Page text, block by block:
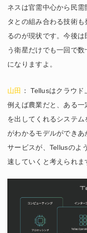
ネスは官需中心から民
タとの組み合わる技術
るのが現状です。今後
う衛星だけでも一回で
になりますよ。
山田
： Tellusはクラウ
例えば農業だと、ある一
を出してくれるシステ
がわかるモデルができ
サービスが、Tellusのよ
速していくと考えられま